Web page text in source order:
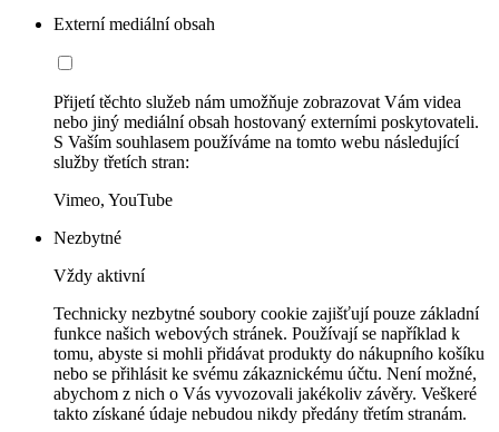
Externí mediální obsah
Přijetí těchto služeb nám umožňuje zobrazovat Vám videa
nebo jiný mediální obsah hostovaný externími poskytovateli.
S Vaším souhlasem používáme na tomto webu následující
služby třetích stran:
Vimeo, YouTube
Nezbytné
Vždy aktivní
Technicky nezbytné soubory cookie zajišťují pouze základní
funkce našich webových stránek. Používají se například k
tomu, abyste si mohli přidávat produkty do nákupního košíku
nebo se přihlásit ke svému zákaznickému účtu. Není možné,
abychom z nich o Vás vyvozovali jakékoliv závěry. Veškeré
takto získané údaje nebudou nikdy předány třetím stranám.